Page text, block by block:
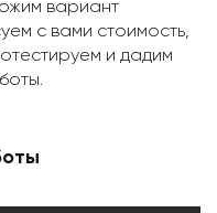
вариант
с вами стоимость,
и дадим